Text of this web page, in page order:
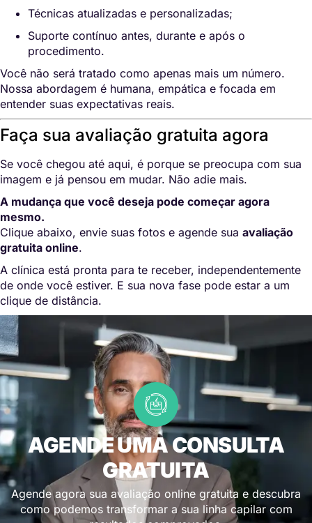
Técnicas atualizadas e personalizadas;
Suporte contínuo antes, durante e após o
procedimento.
Você não será tratado como apenas mais um número.
Nossa abordagem é humana, empática e focada em
entender suas expectativas reais.
Faça sua avaliação gratuita agora
Se você chegou até aqui, é porque se preocupa com sua
imagem e já pensou em mudar. Não adie mais.
A mudança que você deseja pode começar agora
mesmo.
Clique abaixo, envie suas fotos e agende sua avaliação
gratuita online.
A clínica está pronta para te receber, independentemente
de onde você estiver. E sua nova fase pode estar a um
clique de distância.
AGENDE UMA CONSULTA
GRATUITA
Agende agora sua avaliação online gratuita e descubra
como podemos transformar a sua linha capilar com